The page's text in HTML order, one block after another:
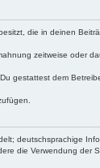
die in deinen
zeitweise oder
gestattest dem
deutschsprachige
die Verwendung der